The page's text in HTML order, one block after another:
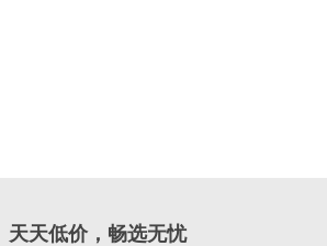
天天低价，畅选无忧